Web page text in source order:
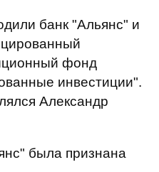
банк "Альянс" и
фонд
инвестиции".
Александр
была признана